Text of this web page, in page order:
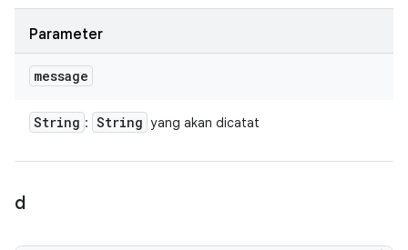
Parameter
message
String : String yang akan dicatat
d